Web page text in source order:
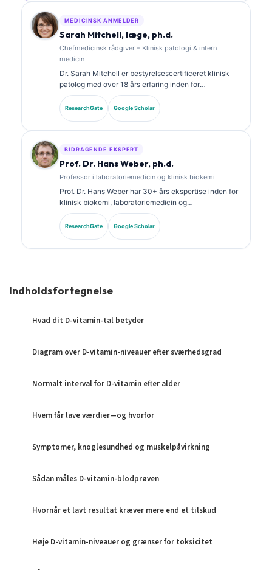
MEDICINSK ANMELDER
Sarah Mitchell, læge, ph.d.
Chefmedicinsk rådgiver – Klinisk patologi & intern
medicin
Dr. Sarah Mitchell er bestyrelsescertificeret klinisk
patolog med over 18 års erfaring inden for
laboratoriemedicin og diagnostisk analyse. Hun har
specialecertificeringer i klinisk kemi og har publiceret
omfattende om biomarkørpaneler og
ResearchGate Google Scholar
BIDRAGENDE EKSPERT
Prof. Dr. Hans Weber, ph.d.
Professor i laboratoriemedicin og klinisk biokemi
Prof. Dr. Hans Weber har 30+ års ekspertise inden for
klinisk biokemi, laboratoriemedicin og
biomarkørforskning. Tidligere præsident for det tyske
selskab for klinisk kemi, og han specialiserer sig i
analyse af diagnostiske paneler og AI-assisteret
ResearchGate Google Scholar
Indholdsfortegnelse
Hvad dit D-vitamin-tal betyder
Diagram over D-vitamin-niveauer efter sværhedsgrad
Normalt interval for D-vitamin efter alder
Hvem får lave værdier—og hvorfor
Symptomer, knoglesundhed og muskelpåvirkning
Sådan måles D-vitamin-blodprøven
Hvornår et lavt resultat kræver mere end et tilskud
Høje D-vitamin-niveauer og grænser for toksicitet